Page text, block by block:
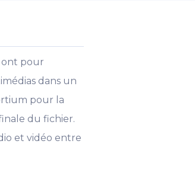
ont pour
dans un
pour la
du fichier.
et vidéo entre